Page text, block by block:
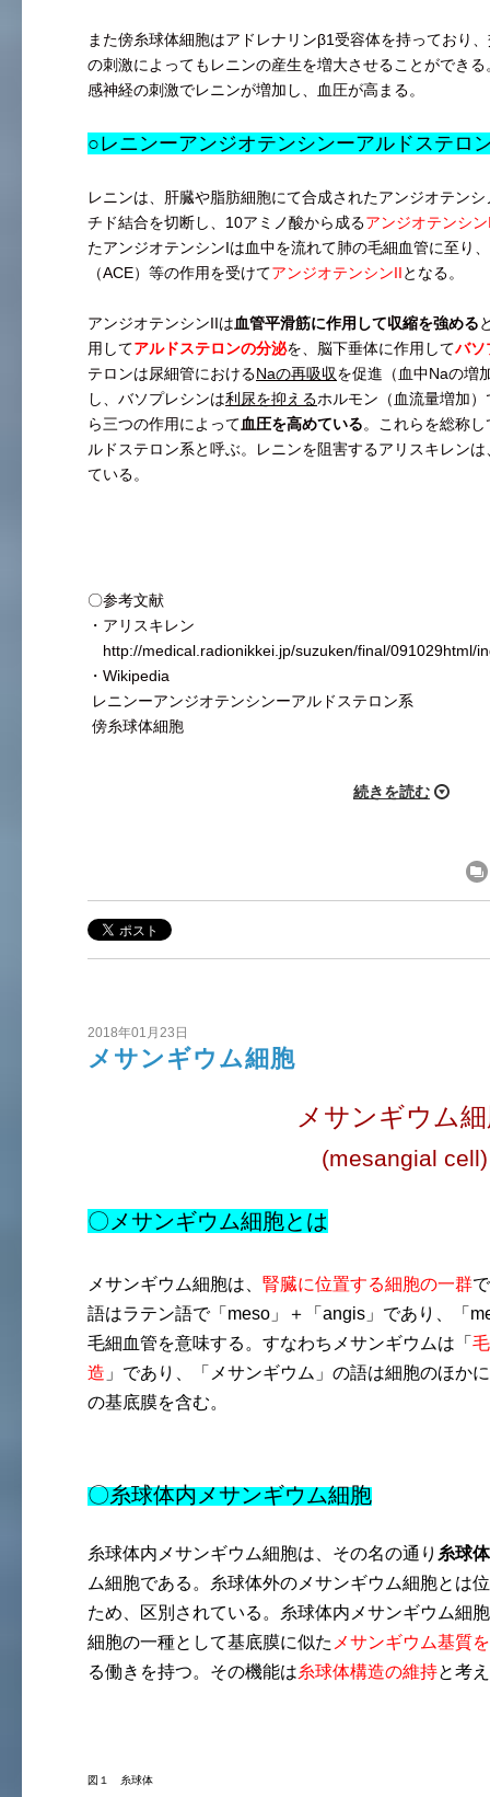
また傍糸球体細胞はアドレナリンβ1受容体を持っており
の刺激によってもレニンの産生を増大させることができ
感神経の刺激でレニンが増加し、血圧が高まる。
○レニンーアンジオテンシンーアルドステロ
レニンは、肝臓や脂肪細胞にて合成されたアンジオテン
チド結合を切断し、10アミノ酸から成るアンジオテンシ
たアンジオテンシンIは血中を流れて肺の毛細血管に至り
（ACE）等の作用を受けてアンジオテンシンIIとなる。
アンジオテンシンIIは血管平滑筋に作用して収縮を強める
用してアルドステロンの分泌を、脳下垂体に作用してバソ
テロンは尿細管におけるNaの再吸収を促進（血中Naの増
し、バソプレシンは利尿を抑えるホルモン（血流量増加
ら三つの作用によって血圧を高めている。これらを総称
ルドステロン系と呼ぶ。レニンを阻害するアリスキレン
ている。
〇参考文献
・アリスキレン
http://medical.radionikkei.jp/suzuken/final/091029html/
・Wikipedia
レニンーアンジオテンシンーアルドステロン系
傍糸球体細胞
続きを読む
2018年01月23日
メサンギウム細胞
メサンギウム
(mesangial cell)
〇メサンギウム細胞とは
メサンギウム細胞は、 腎臓に位置する細胞の一群
語はラテン語で「meso」＋「angis」であり、「
毛細血管を意味する。すなわちメサンギウムは「
造 」であり、「メサンギウム」の語は細胞のほか
の基底膜を含む。
〇糸球体内メサンギウム細胞
糸球体内メサンギウム細胞は、その名の通り 糸球
ム細胞である。糸球体外のメサンギウム細胞とは
ため、区別されている。糸球体内メサンギウム細
細胞の一種として基底膜に似た メサンギウム基質
る働きを持つ。その機能は糸球体構造の維持と考
図１ 糸球体